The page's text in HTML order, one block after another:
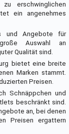
erschwinglichen
ein angenehmes
und Angebote für
Auswahl an
Qualität sind.
bietet eine breite
Marken stammt.
Preisen.
Schnäppchen und
beschränkt sind.
an, bei denen
Preisen ergattern